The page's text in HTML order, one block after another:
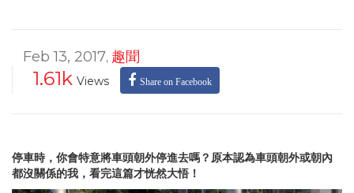
Feb 13, 2017, 趣聞
1.61k Views Share on Facebook
停車時，你會特意將車頭朝外停進去嗎？原本認為車頭朝外或朝內
都沒關係的我，看完這篇才恍然大悟！